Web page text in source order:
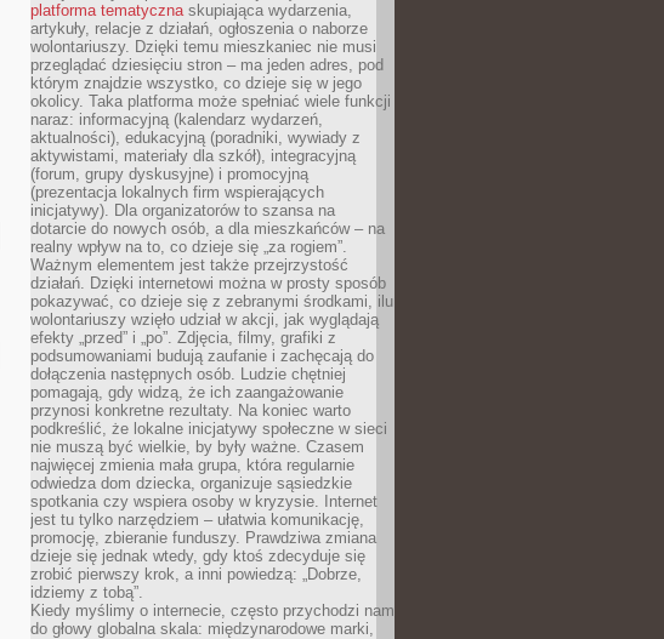
platforma tematycznaskupiająca wydarzenia,
artykuły, relacje z działań, ogłoszenia o naborze
wolontariuszy. Dzięki temu mieszkaniec nie musi
przeglądać dziesięciu stron – ma jeden adres, pod
którym znajdzie wszystko, co dzieje się w jego
okolicy. Taka platforma może spełniać wiele funkcji
naraz: informacyjną (kalendarz wydarzeń,
aktualności), edukacyjną (poradniki, wywiady z
aktywistami, materiały dla szkół), integracyjną
(forum, grupy dyskusyjne) i promocyjną
(prezentacja lokalnych firm wspierających
inicjatywy). Dla organizatorów to szansa na
dotarcie do nowych osób, a dla mieszkańców – na
realny wpływ na to, co dzieje się „za rogiem”.
Ważnym elementem jest także przejrzystość
działań. Dzięki internetowi można w prosty sposób
pokazywać, co dzieje się z zebranymi środkami, ilu
wolontariuszy wzięło udział w akcji, jak wyglądają
efekty „przed” i „po”. Zdjęcia, filmy, grafiki z
podsumowaniami budują zaufanie i zachęcają do
dołączenia następnych osób. Ludzie chętniej
pomagają, gdy widzą, że ich zaangażowanie
przynosi konkretne rezultaty. Na koniec warto
podkreślić, że lokalne inicjatywy społeczne w sieci
nie muszą być wielkie, by były ważne. Czasem
najwięcej zmienia mała grupa, która regularnie
odwiedza dom dziecka, organizuje sąsiedzkie
spotkania czy wspiera osoby w kryzysie. Internet
jest tu tylko narzędziem – ułatwia komunikację,
promocję, zbieranie funduszy. Prawdziwa zmiana
dzieje się jednak wtedy, gdy ktoś zdecyduje się
zrobić pierwszy krok, a inni powiedzą: „Dobrze,
idziemy z tobą”.
Kiedy myślimy o internecie, często przychodzi nam
do głowy globalna skala: międzynarodowe marki,